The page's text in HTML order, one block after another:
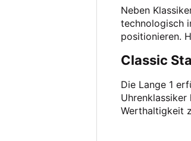
Neben
technologisch
positionieren.
Classic
Die Lange 1
Werthaltigkeit